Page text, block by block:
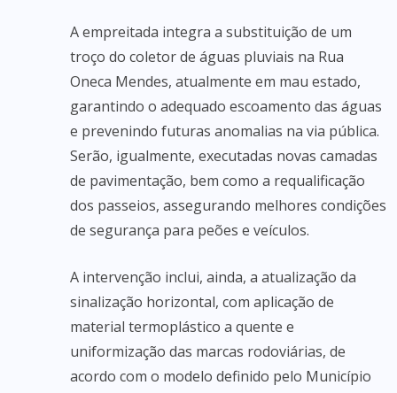
A empreitada integra a substituição de um
troço do coletor de águas pluviais na Rua
Oneca Mendes, atualmente em mau estado,
garantindo o adequado escoamento das águas
e prevenindo futuras anomalias na via pública.
Serão, igualmente, executadas novas camadas
de pavimentação, bem como a requalificação
dos passeios, assegurando melhores condições
de segurança para peões e veículos.
A intervenção inclui, ainda, a atualização da
sinalização horizontal, com aplicação de
material termoplástico a quente e
uniformização das marcas rodoviárias, de
acordo com o modelo definido pelo Município